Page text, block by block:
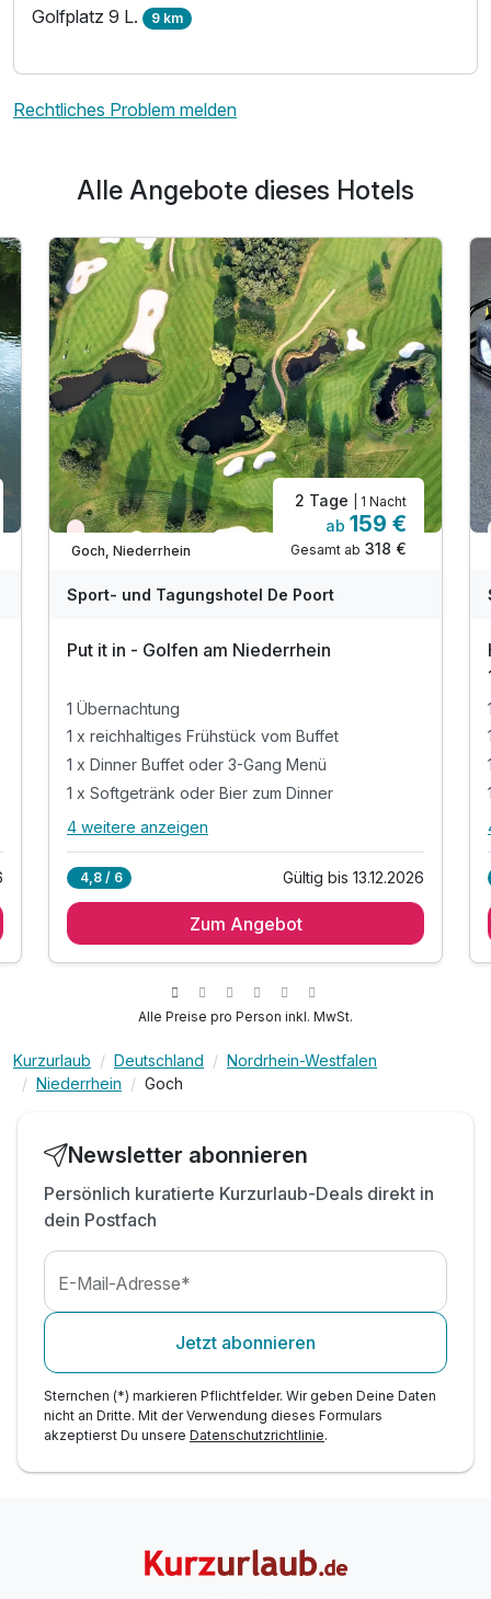
Golfplatz 9 L. 9 km
Rechtliches Problem melden
Alle Angebote dieses Hotels
Aktuell ausgebucht
Goch, Niederrhein
2 Tage | 1 Nacht
ab 159 €
Gesamt ab 318 €
Sport- und Tagungshotel De Poort
Put it in - Golfen am Niederrhein
1 Übernachtung
1 x reichhaltiges Frühstück vom Buffet
1 x Dinner Buffet oder 3-Gang Menü
1 x Softgetränk oder Bier zum Dinner
Alle Inklusivleistungen
1 x reichhaltiges Frühstück vom Buffet
inkl. Eintritt in den Wellnessbereich
inkl. Parkplätz direkt am Hotel
inkl. Highspeed W-Lan
4 weitere anzeigen
4,8 / 6 Gültig bis 13.12.2026
Zum Angebot
Alle Preise pro Person inkl. MwSt.
Kurzurlaub Deutschland
Nordrhein-Westfalen
Niederrhein
Goch
Newsletter abonnieren
Persönlich kuratierte Kurzurlaub-Deals direkt in
dein Postfach
E-Mail-Adresse*
Jetzt abonnieren
Sternchen (*) markieren Pflichtfelder. Wir geben Deine Daten
nicht an Dritte. Mit der Verwendung dieses Formulars
akzeptierst Du unsere Datenschutzrichtlinie.